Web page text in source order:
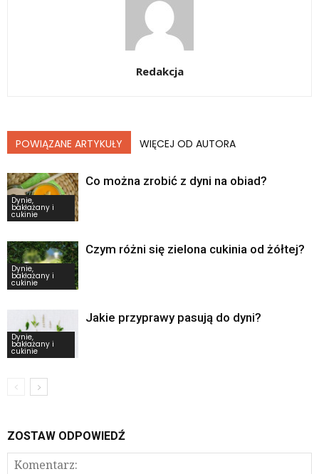
Redakcja
POWIĄZANE ARTYKUŁY WIĘCEJ OD AUTORA
Dynie,
bakłażany i
cukinie
Co można zrobić z dyni na obiad?
Dynie,
bakłażany i
cukinie
Czym różni się zielona cukinia od żółtej?
Dynie,
bakłażany i
cukinie
Jakie przyprawy pasują do dyni?
ZOSTAW ODPOWIEDŹ